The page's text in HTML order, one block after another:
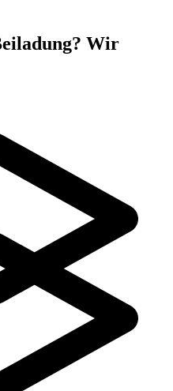
Wir